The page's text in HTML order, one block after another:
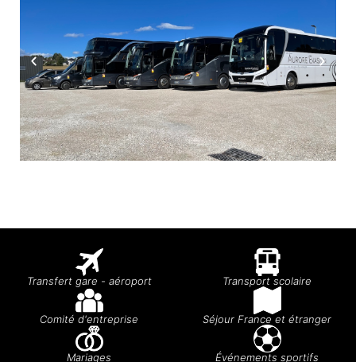
Transfert gare - aéroport Transport scolaire
Comité d'entreprise Séjour France et étranger
Mariages Événements sportifs